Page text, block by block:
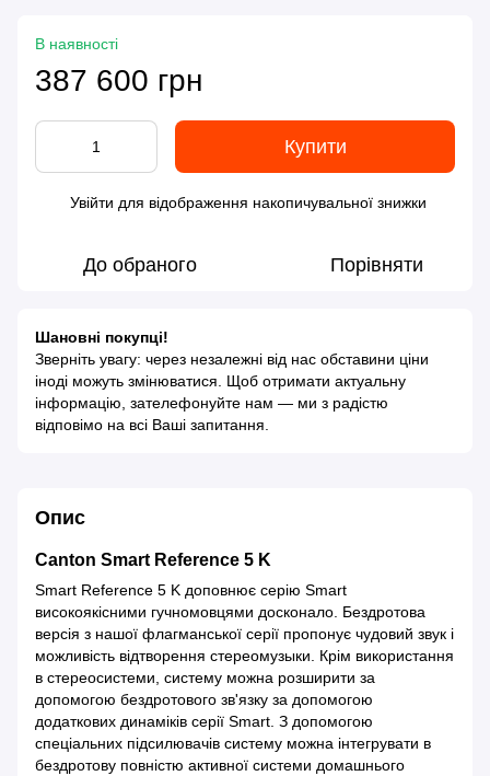
В наявності
387 600 грн
Купити
Увійти для відображення накопичувальної знижки
До обраного Порівняти
Шановні покупці!
Зверніть увагу: через незалежні від нас обставини ціни
іноді можуть змінюватися. Щоб отримати актуальну
інформацію, зателефонуйте нам — ми з радістю
відповімо на всі Ваші запитання.
Опис
Canton Smart Reference 5 K
Smart Reference 5 K доповнює серію Smart
високоякісними гучномовцями досконало. Бездротова
версія з нашої флагманської серії пропонує чудовий звук і
можливість відтворення стереомузыки. Крім використання
в стереосистеми, систему можна розширити за
допомогою бездротового зв'язку за допомогою
додаткових динаміків серії Smart. З допомогою
спеціальних підсилювачів систему можна інтегрувати в
бездротову повністю активної системи домашнього